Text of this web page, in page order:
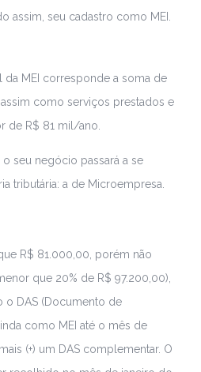
assim, seu cadastro como MEI.
da MEI corresponde a soma de
como serviços prestados e
de R$ 81 mil/ano.
seu negócio passará a se
tributária: a de Microempresa.
R$ 81.000,00, porém não
que 20% de R$ 97.200,00),
o DAS (Documento de
como MEI até o mês de
(+) um DAS complementar. O